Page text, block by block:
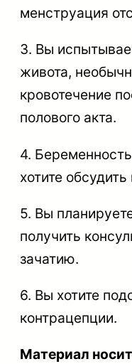
менструация
3. Вы
живота,
кровотечение
полового акта.
4.
хотите
5. Вы
получить
зачатию.
6. Вы хотите
контрацепции.
Материал